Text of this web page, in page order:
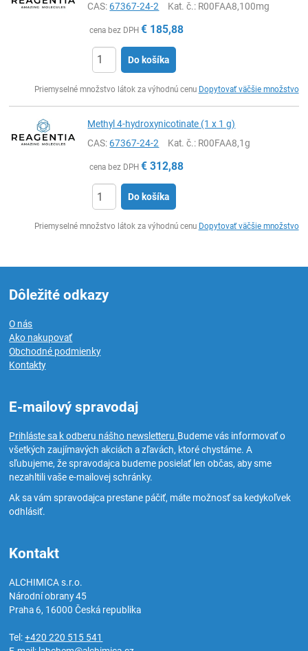
CAS:67367-24-2 Kat. č.: R00FAA8,100mg
cena bez DPH € 185,88
Do košíka
Priemyselné množstvo látok za výhodnú cenu Dopytovať väčšie množstvo
Methyl 4-hydroxynicotinate (1 x 1 g)
CAS:67367-24-2 Kat. č.: R00FAA8,1g
cena bez DPH € 312,88
Do košíka
Priemyselné množstvo látok za výhodnú cenu Dopytovať väčšie množstvo
Dôležité odkazy
O nás
Ako nakupovať
Obchodné podmienky
Kontakty
E-mailový spravodaj
Prihláste sa k odberu nášho newsletteru.Budeme vás informovať o
všetkých zaujímavých akciách a zľavách, ktoré chystáme. A
sľubujeme, že spravodajca budeme posielať len občas, aby sme
nezahltili vaše e-mailovej schránky.
Ak sa vám spravodajca prestane páčiť, máte možnosť sa kedykoľvek
odhlásiť.
Kontakt
ALCHIMICA s.r.o.
Národní obrany 45
Praha 6, 16000Česká republika
Tel:+420 220 515 541